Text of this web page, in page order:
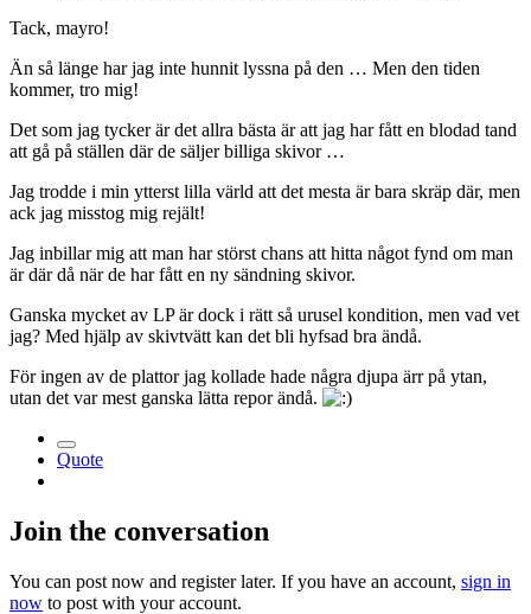
Tack, mayro!
Än så länge har jag inte hunnit lyssna på den … Men den tiden
kommer, tro mig!
Det som jag tycker är det allra bästa är att jag har fått en blodad tand
att gå på ställen där de säljer billiga skivor …
Jag trodde i min ytterst lilla värld att det mesta är bara skräp där, men
ack jag misstog mig rejält!
Jag inbillar mig att man har störst chans att hitta något fynd om man
är där då när de har fått en ny sändning skivor.
Ganska mycket av LP är dock i rätt så urusel kondition, men vad vet
jag? Med hjälp av skivtvätt kan det bli hyfsad bra ändå.
För ingen av de plattor jag kollade hade några djupa ärr på ytan,
utan det var mest ganska lätta repor ändå.
Quote
Join the conversation
You can post now and register later. If you have an account, sign in
now to post with your account.